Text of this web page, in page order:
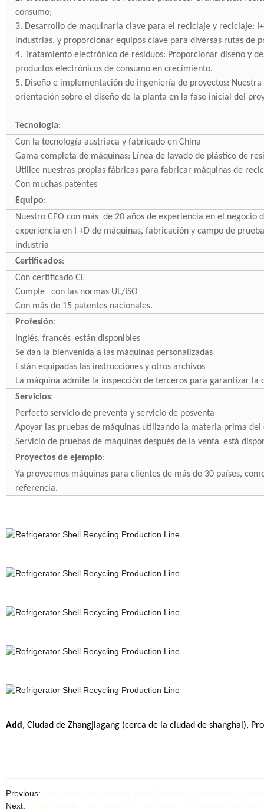
consumo;
3. Desarrollo de maquinaria clave para el reciclaje y reciclaje:
industrias, y proporcionar equipos clave para diversas rutas de
4. Tratamiento electrónico de residuos: Proporcionar diseño y
productos electrónicos de consumo en crecimiento.
5. Diseño e implementación de ingeniería de proyectos:
orientación sobre el diseño de la planta en la fase inicial del
Tecnología:
Con la tecnología austriaca y fabricado en China
Gama completa de máquinas: Línea de lavado de plástico de
Utilice nuestras propias fábricas para fabricar máquinas de
Con muchas patentes
Equipo:
Nuestro CEO con más de 20años de experiencia en el negocio
experiencia en I +D de máquinas, fabricación y campo de
industria
Certificados:
Con certificado CE
Cumple
con las normas UL/ISO
Con más de 15 patentes nacionales.
Profesión:
Inglés, francés están disponibles
Se dan la bienvenida a las máquinas personalizadas
Están equipadas las instrucciones y otros archivos
La máquina admite la inspección de terceros para garantizar la
Servicios:
Perfecto servicio de preventa y servicio de posventa
Apoyar las pruebas de máquinas utilizando la materia prima del
Servicio de pruebas de máquinas después de la venta está
Proyectos de ejemplo:
Ya proveemos máquinas para clientes de más de 30 países,
referencia.
Add , Ciudad de Zhangjiagang(cerca de la ciudad de shanghai),
Previous:
Next: